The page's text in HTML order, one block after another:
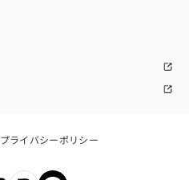
プライバシーポリシー